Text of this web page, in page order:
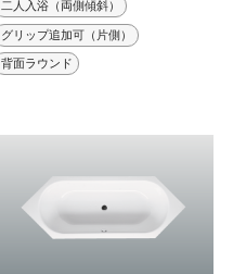
二人入浴（両側傾斜）
グリップ追加可（片側）
背面ラウンド